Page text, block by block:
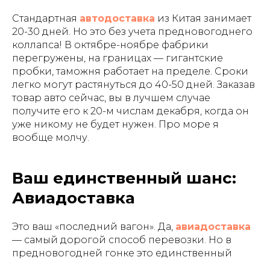
Стандартная автодоставка из Китая занимает
20-30 дней. Но это без учета предновогоднего
коллапса! В октябре-ноябре фабрики
перегружены, на границах — гигантские
пробки, таможня работает на пределе. Сроки
легко могут растянуться до 40-50 дней. Заказав
товар авто сейчас, вы в лучшем случае
получите его к 20-м числам декабря, когда он
уже никому не будет нужен. Про море я
вообще молчу.
Ваш единственный шанс:
Авиадоставка
Это ваш «последний вагон». Да, авиадоставка
— самый дорогой способ перевозки. Но в
предновогодней гонке это единственный